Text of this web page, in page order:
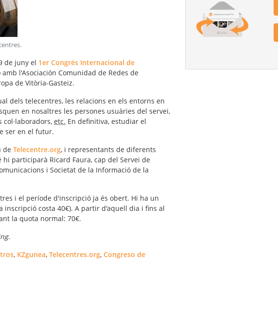
.
de juny el 1er Congrés Internacional de
l'Asociación Comunidad de Redes de
de Vitòria-Gasteiz.
dels telecentres, les relacions en els entorns en
en nosaltres les persones usuàries del servei,
etc. En definitiva, estudiar el
ser en el futur.
de Telecentre.org, i representants de diferents
participarà Ricard Faura, cap del Servei de
i Societat de la Informació de la
i el període d'inscripció ja és obert. Hi ha un
costa 40€). A partir d'aquell dia i fins al
la quota normal: 70€.
.
, KZgunea, Telecentres.org, Congreso de